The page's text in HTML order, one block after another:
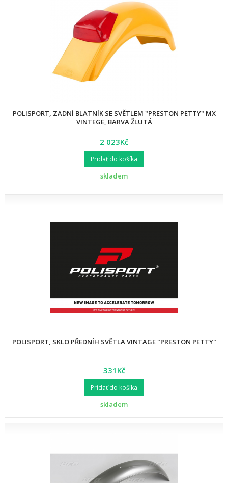
POLISPORT, ZADNÍ BLATNÍK SE SVĚTLEM "PRESTON PETTY" MX
VINTEGE, BARVA ŽLUTÁ
2 023Kč
Pridať do košíka
skladem
POLISPORT, SKLO PŘEDNÍH SVĚTLA VINTAGE "PRESTON PETTY"
331Kč
Pridať do košíka
skladem